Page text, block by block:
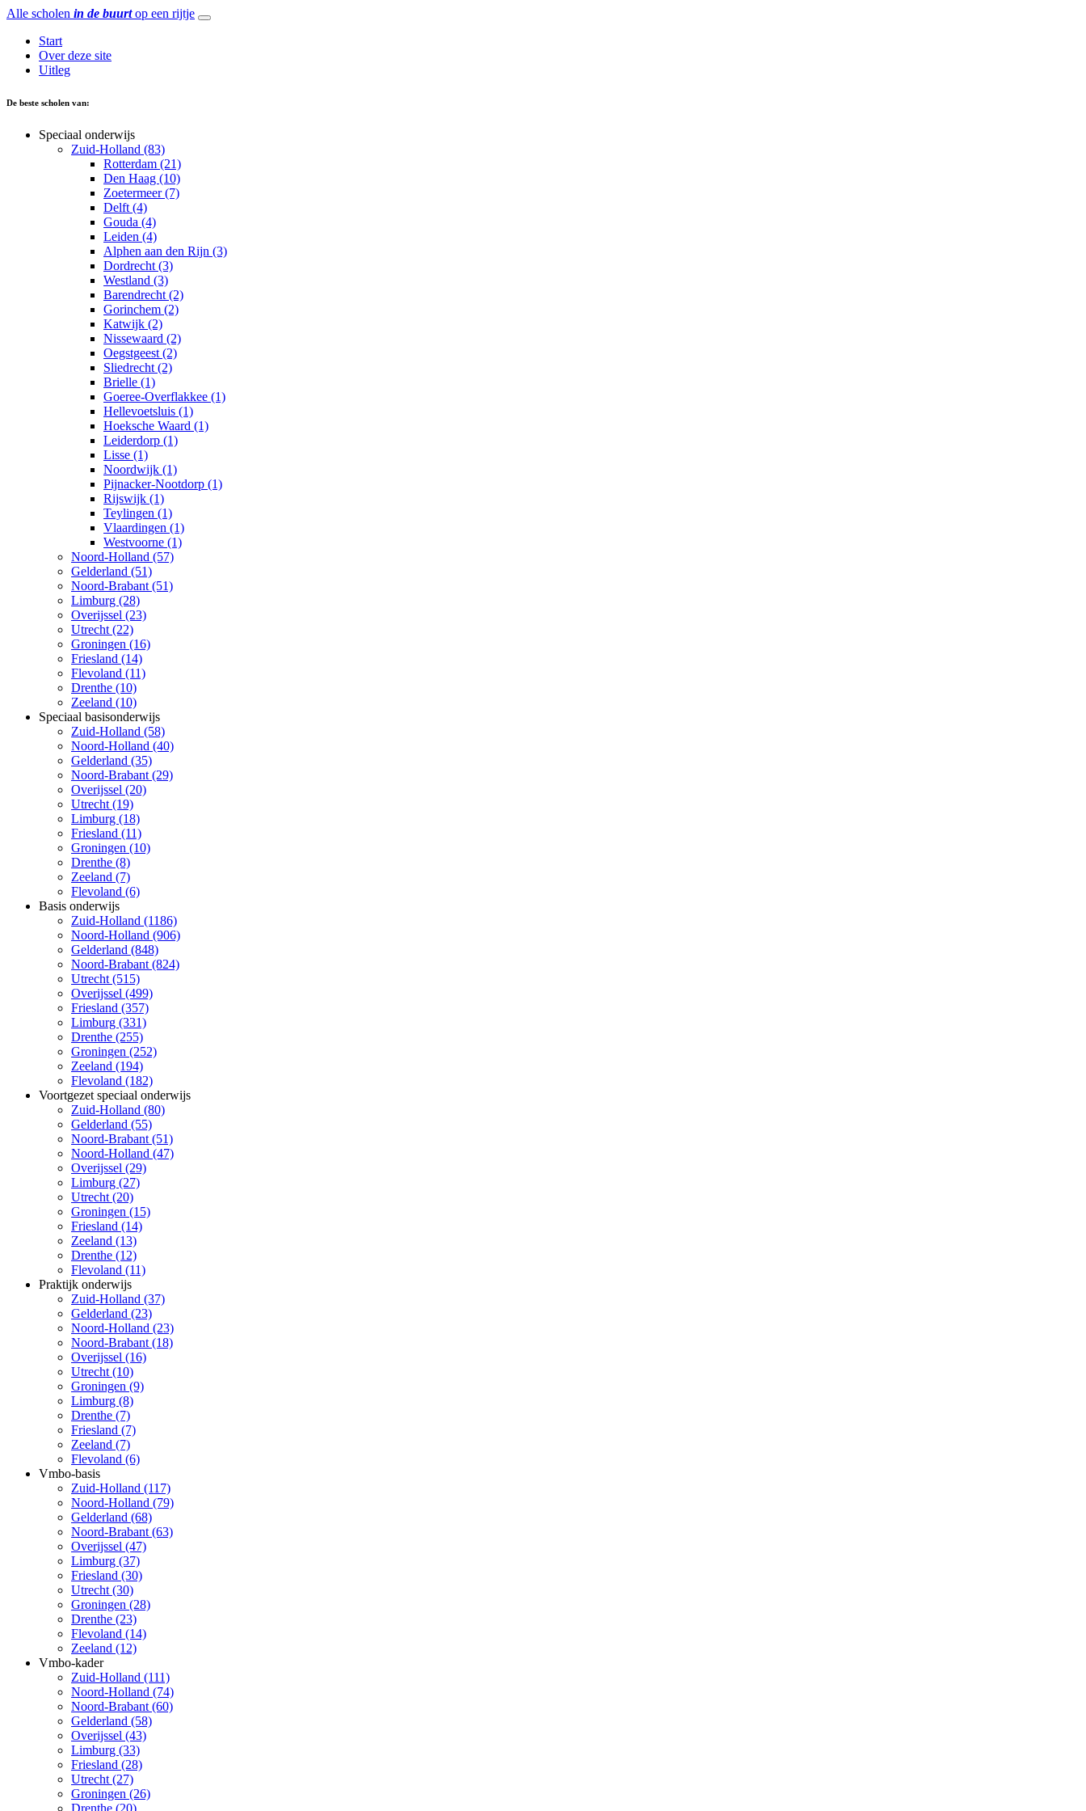
Alle scholen in de buurtop een rijtje
Start
Over deze site
Uitleg
De beste scholen van:
Speciaal onderwijs
Zuid-Holland (83)
Rotterdam (21)
Den Haag (10)
Zoetermeer (7)
Delft (4)
Gouda (4)
Leiden (4)
Alphen aan den Rijn (3)
Dordrecht (3)
Westland (3)
Barendrecht (2)
Gorinchem (2)
Katwijk (2)
Nissewaard (2)
Oegstgeest (2)
Sliedrecht (2)
Brielle (1)
Goeree-Overflakkee (1)
Hellevoetsluis (1)
Hoeksche Waard (1)
Leiderdorp (1)
Lisse (1)
Noordwijk (1)
Pijnacker-Nootdorp (1)
Rijswijk (1)
Teylingen (1)
Vlaardingen (1)
Westvoorne (1)
Noord-Holland (57)
Gelderland (51)
Noord-Brabant (51)
Limburg (28)
Overijssel (23)
Utrecht (22)
Groningen (16)
Friesland (14)
Flevoland (11)
Drenthe (10)
Zeeland (10)
Speciaal basisonderwijs
Zuid-Holland (58)
Noord-Holland (40)
Gelderland (35)
Noord-Brabant (29)
Overijssel (20)
Utrecht (19)
Limburg (18)
Friesland (11)
Groningen (10)
Drenthe (8)
Zeeland (7)
Flevoland (6)
Basis onderwijs
Zuid-Holland (1186)
Noord-Holland (906)
Gelderland (848)
Noord-Brabant (824)
Utrecht (515)
Overijssel (499)
Friesland (357)
Limburg (331)
Drenthe (255)
Groningen (252)
Zeeland (194)
Flevoland (182)
Voortgezet speciaal onderwijs
Zuid-Holland (80)
Gelderland (55)
Noord-Brabant (51)
Noord-Holland (47)
Overijssel (29)
Limburg (27)
Utrecht (20)
Groningen (15)
Friesland (14)
Zeeland (13)
Drenthe (12)
Flevoland (11)
Praktijk onderwijs
Zuid-Holland (37)
Gelderland (23)
Noord-Holland (23)
Noord-Brabant (18)
Overijssel (16)
Utrecht (10)
Groningen (9)
Limburg (8)
Drenthe (7)
Friesland (7)
Zeeland (7)
Flevoland (6)
Vmbo-basis
Zuid-Holland (117)
Noord-Holland (79)
Gelderland (68)
Noord-Brabant (63)
Overijssel (47)
Limburg (37)
Friesland (30)
Utrecht (30)
Groningen (28)
Drenthe (23)
Flevoland (14)
Zeeland (12)
Vmbo-kader
Zuid-Holland (111)
Noord-Holland (74)
Noord-Brabant (60)
Gelderland (58)
Overijssel (43)
Limburg (33)
Friesland (28)
Utrecht (27)
Groningen (26)
Drenthe (20)